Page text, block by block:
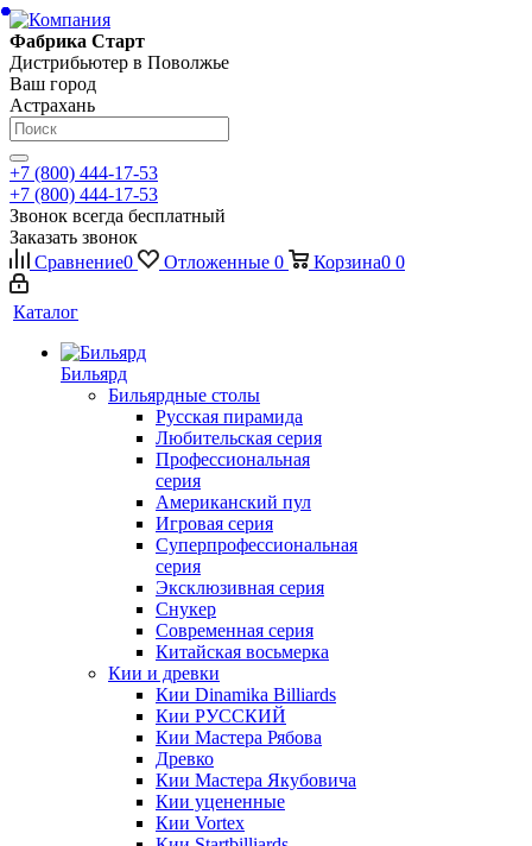
Фабрика Старт
Дистрибьютер в Поволжье
Ваш город
Астрахань
+7 (800) 444-17-53
+7 (800) 444-17-53
Звонок всегда бесплатный
Заказать звонок
Сравнение0 Отложенные 0 Корзина0 0
Каталог
Бильярд
Бильярдные столы
Русская пирамида
Любительская серия
Профессиональная
серия
Американский пул
Игровая серия
Суперпрофессиональная
серия
Эксклюзивная серия
Снукер
Современная серия
Китайская восьмерка
Кии и древки
Кии Dinamika Billiards
Кии РУССКИЙ
Кии Мастера Рябова
Древко
Кии Мастера Якубовича
Кии уцененные
Кии Vortex